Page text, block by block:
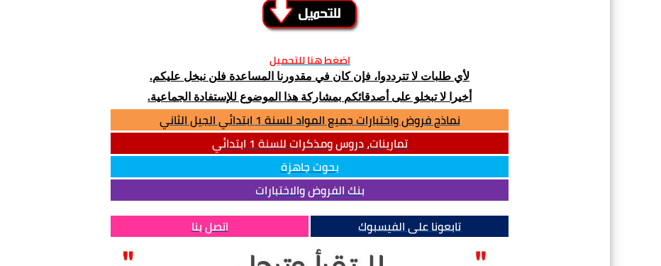
اضغط هنا للتحميل
لأي طلبات لا تترددوا، فإن كان في مقدورنا المساعدة فلن نبخل عليكم.
أخيرا لا تبخلو على أصدقائكم بمشاركة هذا الموضوع للإستفادة الجماعية.
نماذج فروض واختبارات جميع المواد للسنة 1 ابتدائي الجيل الثاني
تمارينات، دروس ومذكرات للسنة 1 ابتدائي
بحوث جاهزة
بنك الفروض والاختبارات
تابعونا على الفيسبوك
اتصل بنا